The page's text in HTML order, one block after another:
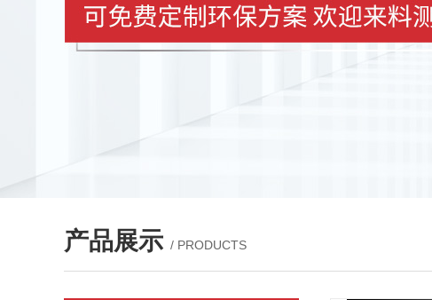
产品展示 / PRODUCTS